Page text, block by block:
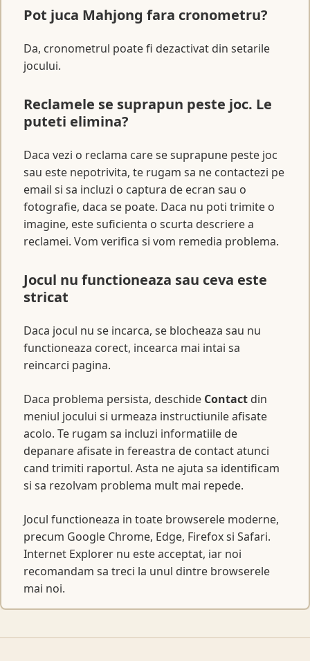
Pot juca Mahjong fara cronometru?
Da, cronometrul poate fi dezactivat din setarile
jocului.
Reclamele se suprapun peste joc. Le
puteti elimina?
Daca vezi o reclama care se suprapune peste joc
sau este nepotrivita, te rugam sa ne contactezi pe
email si sa incluzi o captura de ecran sau o
fotografie, daca se poate. Daca nu poti trimite o
imagine, este suficienta o scurta descriere a
reclamei. Vom verifica si vom remedia problema.
Jocul nu functioneaza sau ceva este
stricat
Daca jocul nu se incarca, se blocheaza sau nu
functioneaza corect, incearca mai intai sa
reincarci pagina.
Daca problema persista, deschide Contact din
meniul jocului si urmeaza instructiunile afisate
acolo. Te rugam sa incluzi informatiile de
depanare afisate in fereastra de contact atunci
cand trimiti raportul. Asta ne ajuta sa identificam
si sa rezolvam problema mult mai repede.
Jocul functioneaza in toate browserele moderne,
precum Google Chrome, Edge, Firefox si Safari.
Internet Explorer nu este acceptat, iar noi
recomandam sa treci la unul dintre browserele
mai noi.